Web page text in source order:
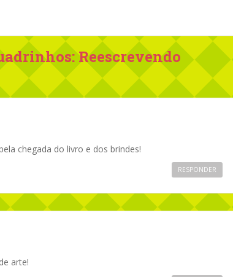
Reescrevendo
chegada do livro e dos brindes!
RESPONDER
arte!